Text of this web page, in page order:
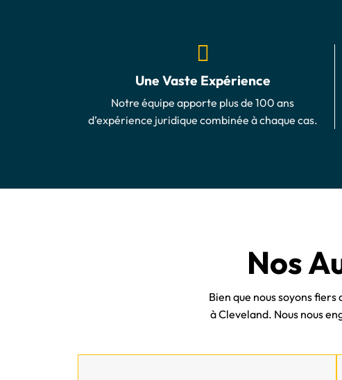
Une Vaste Expérience
Notre équipe apporte plus de 100 ans
d’expérience juridique combinée à chaque cas.
Nos
Bien que nous soyons
à Cleveland. Nous nous